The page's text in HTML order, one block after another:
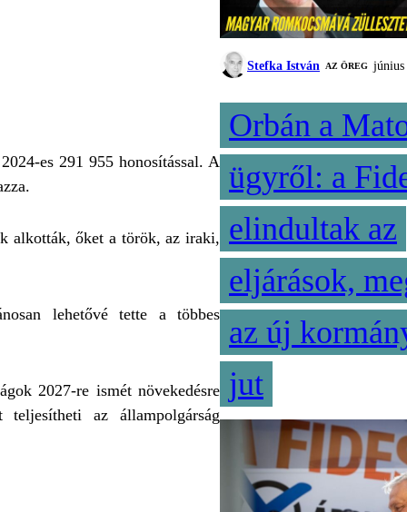
es 291 955 honosítással. A
alkották, őket a török, az iraki,
lehetővé tette a többes
2027-re ismét növekedésre
az állampolgárság
Stefka István AZ ÖREG június
Orbán a
ügyről: a
elindultak az
eljárások,
az új
jut